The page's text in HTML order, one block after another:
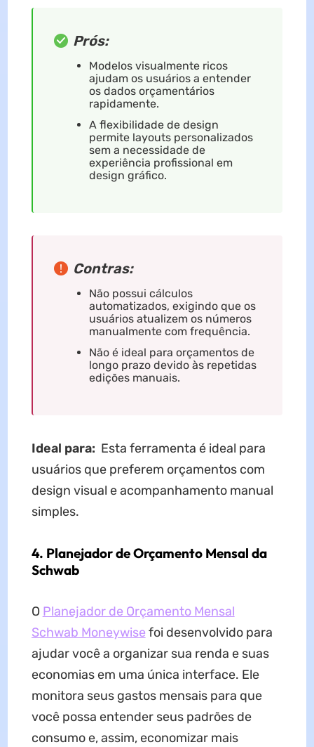
Prós:
Modelos visualmente ricos
ajudam os usuários a entender
os dados orçamentários
rapidamente.
A flexibilidade de design
permite layouts personalizados
sem a necessidade de
experiência profissional em
design gráfico.
Contras:
Não possui cálculos
automatizados, exigindo que os
usuários atualizem os números
manualmente com frequência.
Não é ideal para orçamentos de
longo prazo devido às repetidas
edições manuais.
Ideal para: Esta ferramenta é ideal para
usuários que preferem orçamentos com
design visual e acompanhamento manual
simples.
4. Planejador de Orçamento Mensal da
Schwab
O Planejador de Orçamento Mensal
Schwab Moneywise foi desenvolvido para
ajudar você a organizar sua renda e suas
economias em uma única interface. Ele
monitora seus gastos mensais para que
você possa entender seus padrões de
consumo e, assim, economizar mais